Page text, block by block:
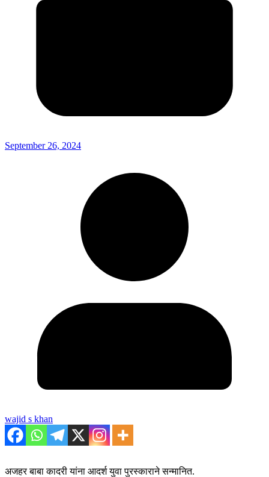
September 26, 2024
wajid s khan
अजहर बाबा कादरी यांना आदर्श युवा पुरस्काराने सन्मानित.